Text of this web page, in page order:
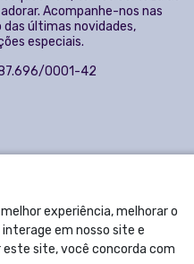
experiência, melhorar o
em nosso site e
site, você concorda com